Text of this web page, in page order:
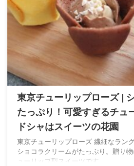
東京チューリップローズ |
たっぷり！可愛すぎるチュ
ドシャはスイーツの花園
東京チューリップローズ 繊細なラン
ショコラクリームがたっぷり。贈り
ューリップ型スイーツです。